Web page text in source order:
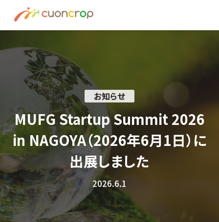
Recruit
資料請求はこちら
お問い合わせ
お知らせ
MUFG Startup Summit 2026
in NAGOYA（2026年6月1日）に
出展しました
2026.6.1